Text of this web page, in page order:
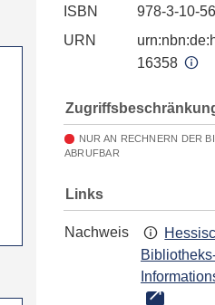
ISBN
978-3-10-
URN
16358
NUR AN RECHNERN DER
ABRUFBAR
Links
Nachweis